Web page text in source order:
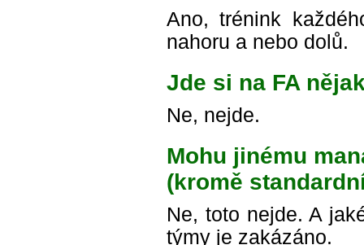
Ano, trénink
nahoru a nebo dolů.
Jde si na FA
Ne, nejde.
Mohu jinému
(kromě
Ne, toto nejde. A
týmy je zakázáno.